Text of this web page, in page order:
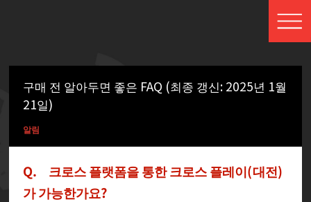
구매 전 알아두면 좋은 FAQ (최종 갱신: 2025년 1월
21일)
알림
Q. 크로스 플랫폼을 통한 크로스 플레이(대전)
가 가능한가요?